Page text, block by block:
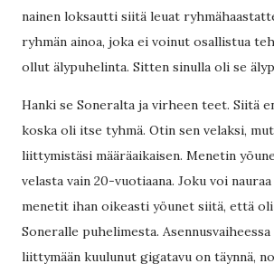
nainen loksautti siitä leuat
ryhmän ainoa, joka ei voinut osallistua
ollut älypuhelinta. Sitten sinulla oli se
Hanki se Soneralta ja virheen teet. Siitä
koska oli itse tyhmä. Otin sen velaksi,
liittymistäsi määräaikaisen. Menetin
velasta vain 20-vuotiaana. Joku voi
menetit ihan oikeasti yöunet siitä, että oli
Soneralle puhelimesta.
liittymään kuulunut gigatavu on täynnä,